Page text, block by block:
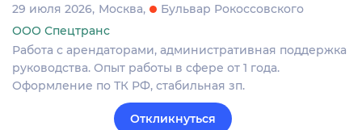
29 июля 2026 Москва
Бульвар Рокоссовского
ООО Спецтранс
Работа с арендаторами, административная поддержка
руководства. Опыт работы в сфере от 1 года.
Оформление по ТК РФ, стабильная зп.
Откликнуться